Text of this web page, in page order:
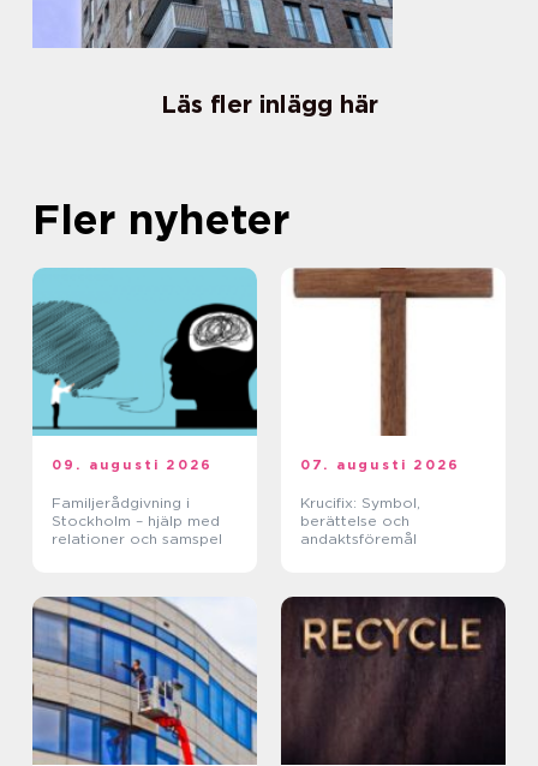
Läs fler inlägg här
Fler nyheter
09. augusti 2026
Familjerådgivning i
Stockholm – hjälp med
relationer och samspel
07. augusti 2026
Krucifix: Symbol,
berättelse och
andaktsföremål